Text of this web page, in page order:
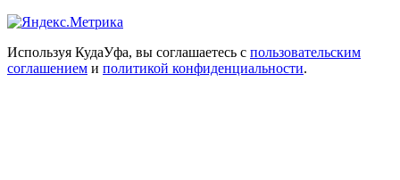
Используя КудаУфа, вы соглашаетесь с пользовательским
соглашением и политикой конфиденциальности.